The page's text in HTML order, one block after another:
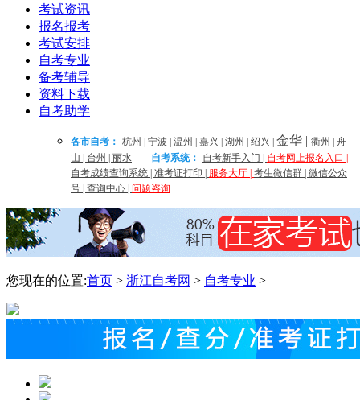
考试资讯
报名报考
考试安排
自考专业
备考辅导
资料下载
自考助学
各市自考： 杭州 宁波 温州 嘉兴 湖州 绍兴 金华 | 衢州
舟
山
台州 丽水 自考系统： 自考新手入门 自考网上报名入口
自考成绩查询系统 准考证打印 服务大厅 考生微信群 微信公众
号 查询中心 问题咨询
您现在的位置:首页 > 浙江自考网 > 自考专业 >